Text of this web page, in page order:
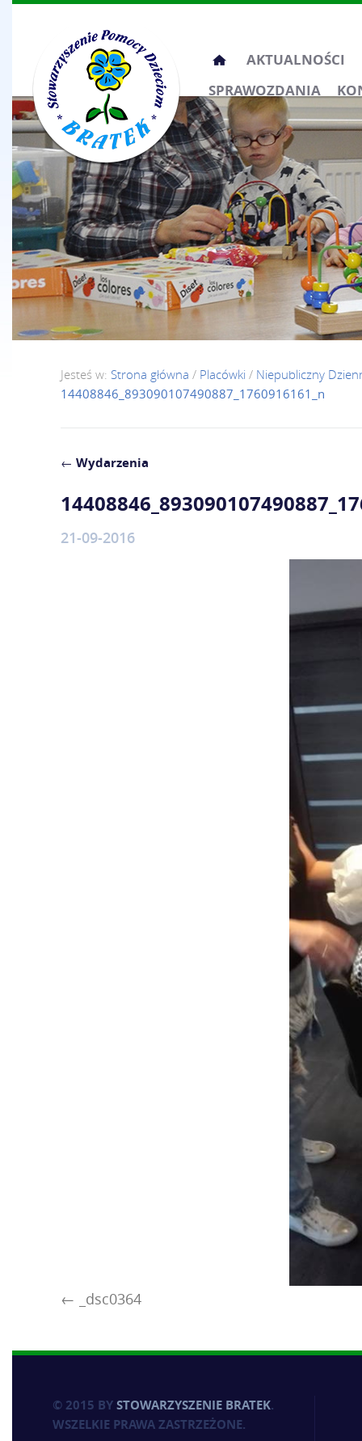
Przeskocz
do
treści
AKTUALNOŚCI
SPRAWOZDANIA
Jesteś w: Strona główna / Placówki / Niepubliczny
14408846_893090107490887_1760916161_n
← Wydarzenia
21-09-2016
_dsc0364
© 2015 BYSTOWARZYSZENIE BRATEK.
WSZELKIE PRAWA ZASTRZEŻONE.